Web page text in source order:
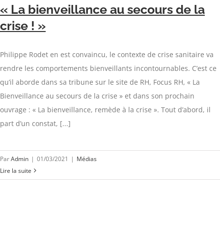
« La bienveillance au secours de la
crise ! »
Philippe Rodet en est convaincu, le contexte de crise sanitaire va
rendre les comportements bienveillants incontournables. C’est ce
qu’il aborde dans sa tribune sur le site de RH, Focus RH, « La
Bienveillance au secours de la crise » et dans son prochain
ouvrage : « La bienveillance, remède à la crise ». Tout d’abord, il
part d’un constat, [...]
ParAdmin | 01/03/2021 | Médias
Lire la suite